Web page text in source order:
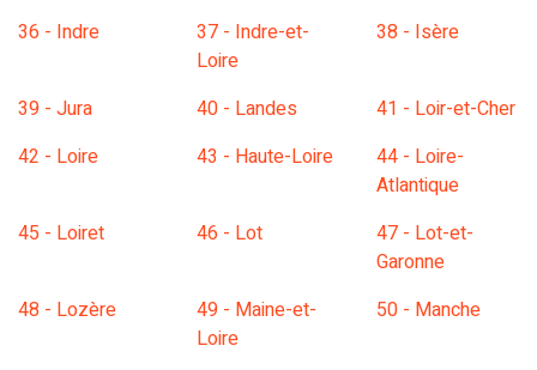
36 - Indre
37 - Indre-et-
Loire
38 - Isère
39 - Jura 40 - Landes
41 - Loir-et-Cher
42 - Loire
43 - Haute-Loire
44 - Loire-
Atlantique
45 - Loiret
46 - Lot
47 - Lot-et-
Garonne
48 - Lozère
49 - Maine-et-
Loire
50 - Manche